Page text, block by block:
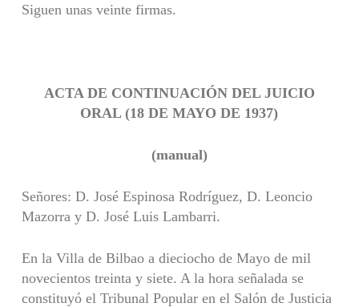
Siguen unas veinte firmas.
ACTA DE CONTINUACIÓN DEL JUICIO
ORAL (18 DE MAYO DE 1937)
(manual)
Señores: D. José Espinosa Rodríguez, D. Leoncio
Mazorra y D. José Luis Lambarri.
En la Villa de Bilbao a dieciocho de Mayo de mil
novecientos treinta y siete. A la hora señalada se
constituyó el Tribunal Popular en el Salón de Justicia